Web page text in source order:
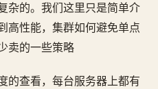
杂的。我们这里只是简单介
高性能，集群如何避免单点
卖的一些策略
的查看，每台服务器上都有